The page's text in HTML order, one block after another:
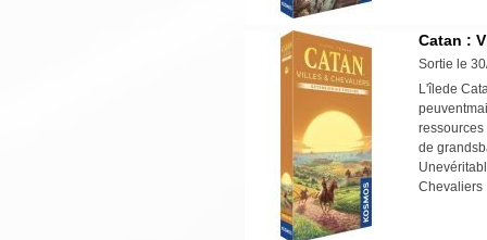
Catan :
Sortie le
L'îlede
ressources
de